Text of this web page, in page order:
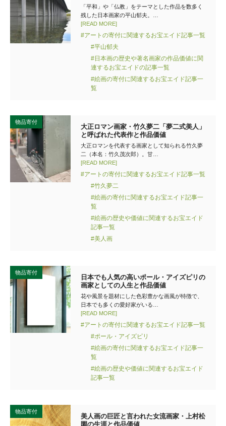
「平和」や「仏教」をテーマとした作品を数多く
残した日本画家の平山郁夫。…
[READ MORE]
#アートの寄付に関連するお宝エイド記事一覧
#平山郁夫
#日本画の歴史や著名画家の作品価値に関
連するお宝エイドの記事一覧
#絵画の寄付に関連するお宝エイド記事一
覧
物品寄付
大正ロマン画家・竹久夢二「夢二式美人」
と呼ばれた代表作と作品価値
大正ロマンを代表する画家として知られる竹久夢
二（本名：竹久茂次郎）。甘…
[READ MORE]
#アートの寄付に関連するお宝エイド記事一覧
#竹久夢二
#絵画の寄付に関連するお宝エイド記事一
覧
#絵画の歴史や価値に関連するお宝エイド
記事一覧
#美人画
物品寄付
日本でも人気の高いポール・アイズピリの
画家としての人生と作品価値
花や風景を題材にした色彩豊かな画風が特徴で、
日本でも多くの愛好家がいる…
[READ MORE]
#アートの寄付に関連するお宝エイド記事一覧
#ポール・アイズピリ
#絵画の寄付に関連するお宝エイド記事一
覧
#絵画の歴史や価値に関連するお宝エイド
記事一覧
物品寄付
美人画の巨匠と言われた女流画家・上村松
園の生涯と作品価値